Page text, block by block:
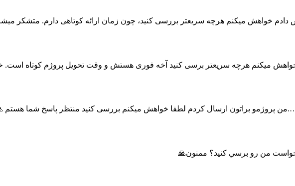
دادم خواهش میکنم هرچه سریعتر بررسی کنید، چون زمان ارائه کوتاهی دارم. متشکر
میکنم هرچه سریعتر برسی کنید آخه فوری هستش و وقت تحویل پروژم کوتاه است.
پروژمو براتون ارسال کردم لطفا خواهش میکنم بررسی کنید منتظر پاسخ شما هستم
من رو برسي كنيد؟ ممنون🙏